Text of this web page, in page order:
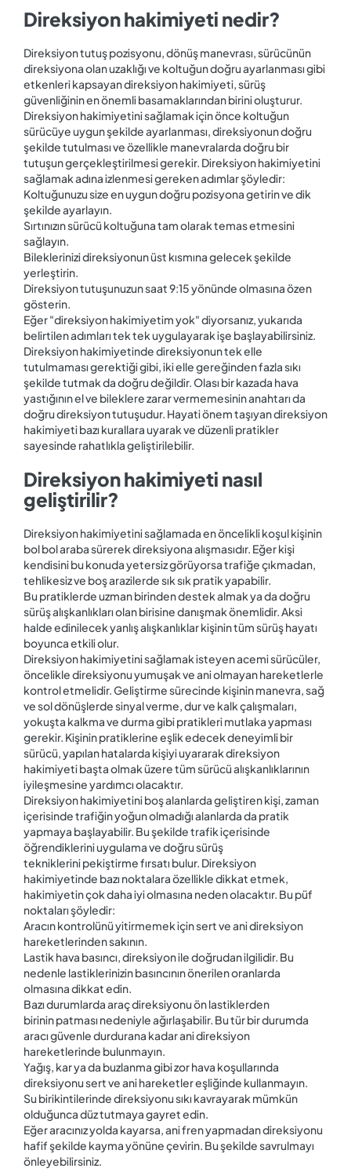
Direksiyon hakimiyeti nedir?
Direksiyon tutuş pozisyonu, dönüş manevrası, sürücünün
direksiyona olan uzaklığı ve koltuğun doğru ayarlanması gibi
etkenleri kapsayan direksiyon hakimiyeti, sürüş
güvenliğinin en önemli basamaklarından birini oluşturur.
Direksiyon hakimiyetini sağlamak için önce koltuğun
sürücüye uygun şekilde ayarlanması, direksiyonun doğru
şekilde tutulması ve özellikle manevralarda doğru bir
tutuşun gerçekleştirilmesi gerekir. Direksiyon hakimiyetini
sağlamak adına izlenmesi gereken adımlar şöyledir:
Koltuğunuzu size en uygun doğru pozisyona getirin ve dik
şekilde ayarlayın.
Sırtınızın sürücü koltuğuna tam olarak temas etmesini
sağlayın.
Bileklerinizi direksiyonun üst kısmına gelecek şekilde
yerleştirin.
Direksiyon tutuşunuzun saat 9:15 yönünde olmasına özen
gösterin.
Eğer "direksiyon hakimiyetim yok" diyorsanız, yukarıda
belirtilen adımları tek tek uygulayarak işe başlayabilirsiniz.
Direksiyon hakimiyetinde direksiyonun tek elle
tutulmaması gerektiği gibi, iki elle gereğinden fazla sıkı
şekilde tutmak da doğru değildir. Olası bir kazada hava
yastığının el ve bileklere zarar vermemesinin anahtarı da
doğru direksiyon tutuşudur. Hayati önem taşıyan direksiyon
hakimiyeti bazı kurallara uyarak ve düzenli pratikler
sayesinde rahatlıkla geliştirilebilir.
Direksiyon hakimiyeti nasıl
geliştirilir?
Direksiyon hakimiyetini sağlamada en öncelikli koşul kişinin
bol bol araba sürerek direksiyona alışmasıdır. Eğer kişi
kendisini bu konuda yetersiz görüyorsa trafiğe çıkmadan,
tehlikesiz ve boş arazilerde sık sık pratik yapabilir.
Bu pratiklerde uzman birinden destek almak ya da doğru
sürüş alışkanlıkları olan birisine danışmak önemlidir. Aksi
halde edinilecek yanlış alışkanlıklar kişinin tüm sürüş hayatı
boyunca etkili olur.
Direksiyon hakimiyetini sağlamak isteyen acemi sürücüler,
öncelikle direksiyonu yumuşak ve ani olmayan hareketlerle
kontrol etmelidir. Geliştirme sürecinde kişinin manevra, sağ
ve sol dönüşlerde sinyal verme, dur ve kalk çalışmaları,
yokuşta kalkma ve durma gibi pratikleri mutlaka yapması
gerekir. Kişinin pratiklerine eşlik edecek deneyimli bir
sürücü, yapılan hatalarda kişiyi uyararak direksiyon
hakimiyeti başta olmak üzere tüm sürücü alışkanlıklarının
iyileşmesine yardımcı olacaktır.
Direksiyon hakimiyetini boş alanlarda geliştiren kişi, zaman
içerisinde trafiğin yoğun olmadığı alanlarda da pratik
yapmaya başlayabilir. Bu şekilde trafik içerisinde
öğrendiklerini uygulama ve doğru sürüş
tekniklerini pekiştirme fırsatı bulur. Direksiyon
hakimiyetinde bazı noktalara özellikle dikkat etmek,
hakimiyetin çok daha iyi olmasına neden olacaktır. Bu püf
noktaları şöyledir:
Aracın kontrolünü yitirmemek için sert ve ani direksiyon
hareketlerinden sakının.
Lastik hava basıncı, direksiyon ile doğrudan ilgilidir. Bu
nedenle lastiklerinizin basıncının önerilen oranlarda
olmasına dikkat edin.
Bazı durumlarda araç direksiyonu ön lastiklerden
birinin patması nedeniyle ağırlaşabilir. Bu tür bir durumda
aracı güvenle durdurana kadar ani direksiyon
hareketlerinde bulunmayın.
Yağış, kar ya da buzlanma gibi zor hava koşullarında
direksiyonu sert ve ani hareketler eşliğinde kullanmayın.
Su birikintilerinde direksiyonu sıkı kavrayarak mümkün
olduğunca düz tutmaya gayret edin.
Eğer aracınız yolda kayarsa, ani fren yapmadan direksiyonu
hafif şekilde kayma yönüne çevirin. Bu şekilde savrulmayı
önleyebilirsiniz.